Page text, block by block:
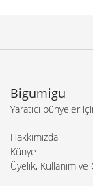
Bigumigu
Yaratıcı bünyeler
Hakkımızda
Künye
Üyelik, Kullanım ve